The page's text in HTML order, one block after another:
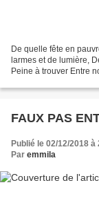
De quelle fête en
larmes et de lumière,
Peine à trouver Entre
FAUX PAS
Publié le 02/12/2018 à
Par emmila